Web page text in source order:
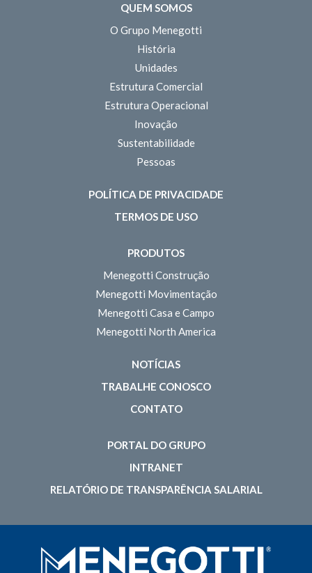
QUEM SOMOS
O Grupo Menegotti
História
Unidades
Estrutura Comercial
Estrutura Operacional
Inovação
Sustentabilidade
Pessoas
POLÍTICA DE PRIVACIDADE
TERMOS DE USO
PRODUTOS
Menegotti Construção
Menegotti Movimentação
Menegotti Casa e Campo
Menegotti North America
NOTÍCIAS
TRABALHE CONOSCO
CONTATO
PORTAL DO GRUPO
INTRANET
RELATÓRIO DE TRANSPARÊNCIA SALARIAL